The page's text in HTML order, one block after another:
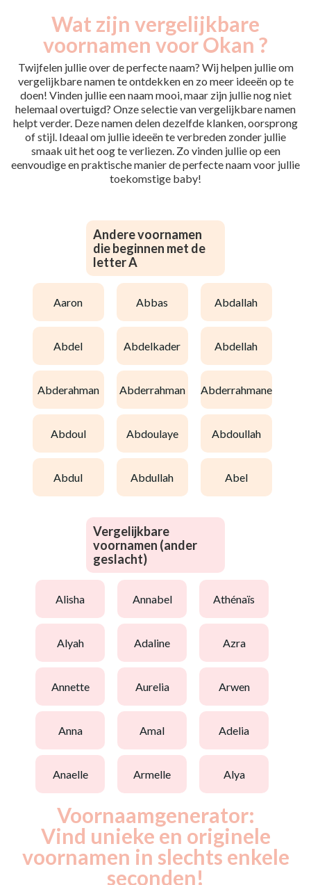
Wat zijn vergelijkbare
voornamen voor Okan ?
Twijfelen jullie over de perfecte naam? Wij helpen jullie om
vergelijkbare namen te ontdekken en zo meer ideeën op te
doen! Vinden jullie een naam mooi, maar zijn jullie nog niet
helemaal overtuigd? Onze selectie van vergelijkbare namen
helpt verder. Deze namen delen dezelfde klanken, oorsprong
of stijl. Ideaal om jullie ideeën te verbreden zonder jullie
smaak uit het oog te verliezen. Zo vinden jullie op een
eenvoudige en praktische manier de perfecte naam voor jullie
toekomstige baby!
Andere voornamen
die beginnen met de
letter A
aaron abbas abdallah
abdel abdelkader abdellah
abderahman abderrahman abderrahmane
abdoul abdoulaye abdoullah
abdul abdullah abel
Vergelijkbare
voornamen (ander
geslacht)
alisha annabel athénaïs
alyah adaline azra
annette aurelia arwen
anna amal adelia
anaelle armelle alya
Voornaamgenerator:
Vind unieke en originele
voornamen in slechts enkele
seconden!